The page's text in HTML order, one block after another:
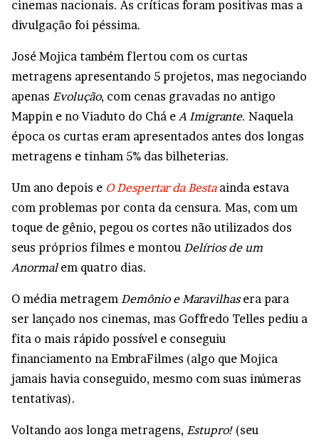
cinemas nacionais. As críticas foram positivas mas a
divulgação foi péssima.
José Mojica também flertou com os curtas
metragens apresentando 5 projetos, mas negociando
apenas Evolução, com cenas gravadas no antigo
Mappin e no Viaduto do Chá e A Imigrante. Naquela
época os curtas eram apresentados antes dos longas
metragens e tinham 5% das bilheterias.
Um ano depois e O Despertar da Bestaainda estava
com problemas por conta da censura. Mas, com um
toque de gênio, pegou os cortes não utilizados dos
seus próprios filmes e montou Delírios de um
Anormalem quatro dias.
O média metragem Demônio e Maravilhasera para
ser lançado nos cinemas, mas Goffredo Telles pediu a
fita o mais rápido possível e conseguiu
financiamento na EmbraFilmes (algo que Mojica
jamais havia conseguido, mesmo com suas inúmeras
tentativas).
Voltando aos longa metragens, Estupro! (seu